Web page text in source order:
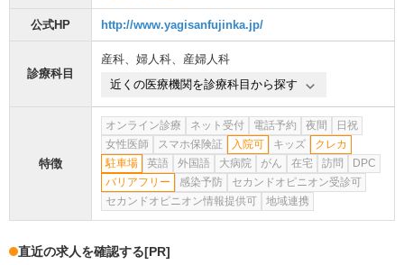
公式HP http://www.yagisanfujinka.jp/
診療科目
産科、 婦人科、 産婦人科
近くの医療機関を診療科目から探す
特徴
オンライン診療 ネット受付 電話予約 夜間
日祝
女性医師
スマホ保険証 入院可 キッズ
クレカ
駐車場
英語 外国語 大病院 がん 在宅 訪問
DPC
バリアフリー
感染予防
セカンドオピニオン受診可
セカンドオピニオン情報提供可
地域連携
直近の求人を確認する[PR]